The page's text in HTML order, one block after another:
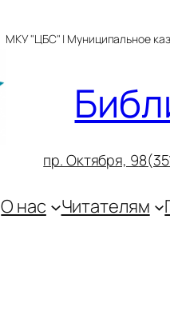
МКУ "ЦБС" | Муниципальное
пр. Октября, 9
О нас Читателям